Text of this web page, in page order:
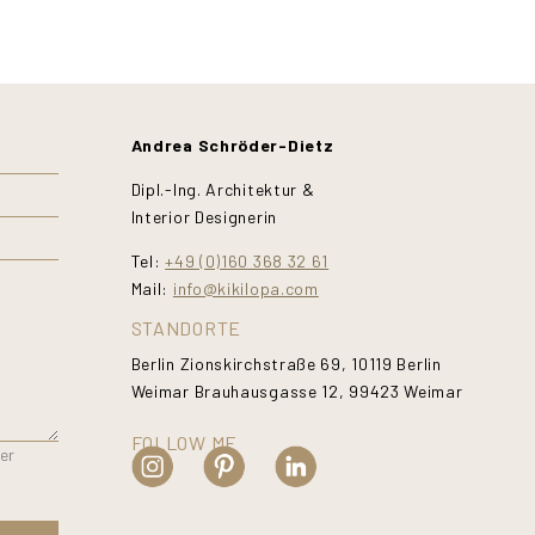
Andrea Schröder-Dietz
Dipl.-Ing. Architektur &
Interior Designerin
Tel:+49 (0)160 368 32 61
Mail: info@kikilopa.com
STANDORTE
Berlin Zionskirchstraße 69, 10119 Berlin
Weimar Brauhausgasse 12, 99423 Weimar
FOLLOW ME